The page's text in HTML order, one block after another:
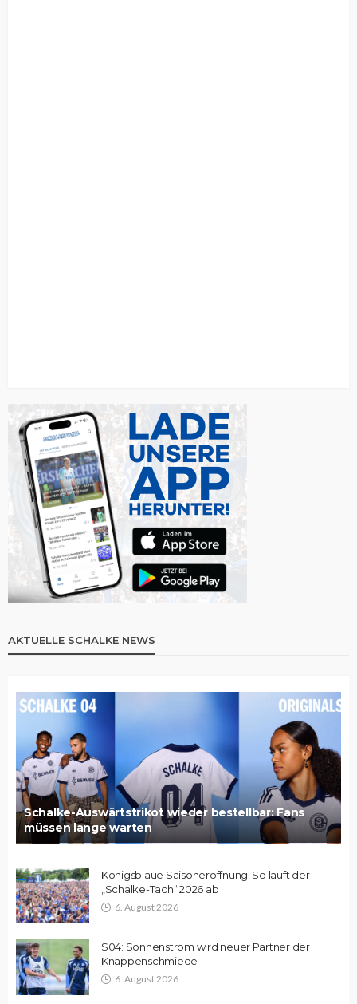
AKTUELLE SCHALKE NEWS
Schalke-Auswärtstrikot wieder bestellbar: Fans
müssen lange warten
Königsblaue Saisoneröffnung: So läuft der
„Schalke-Tach“ 2026 ab
6. August 2026
S04: Sonnenstrom wird neuer Partner der
Knappenschmiede
6. August 2026